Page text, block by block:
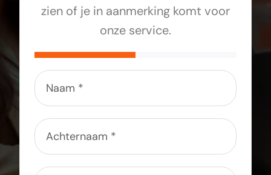
zien of je in aanmerking komt voor
onze service.